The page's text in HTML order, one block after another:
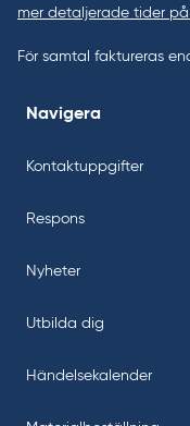
mer detaljerade tider
För samtal faktureras
Navigera
Kontaktuppgifter
Respons
Nyheter
Utbilda dig
Händelsekalender